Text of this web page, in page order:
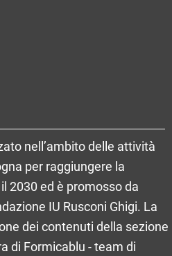
nell’ambito delle attività
per raggiungere la
2030 ed è promosso da
IU Rusconi Ghigi. La
dei contenuti della sezione
di Formicablu - team di